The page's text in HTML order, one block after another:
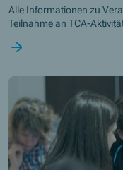
Alle Informationen zu
Teilnahme an TCA-